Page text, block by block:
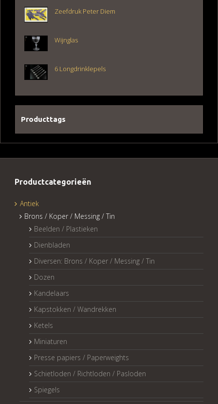
Zeefdruk Peter Diem
Wijnglas
6 Longdrinklepels
Producttags
Productcategorieën
Antiek
Brons / Koper / Messing / Tin
Beelden / Plastieken
Dienbladen
Diversen: Brons / Koper / Messing / Tin
Dozen
Kandelaars
Kapstokken / Wandrekken
Ketels
Miniaturen
Presse papiers / Paperweights
Schietloden / Richtloden / Pasloden
Spiegels